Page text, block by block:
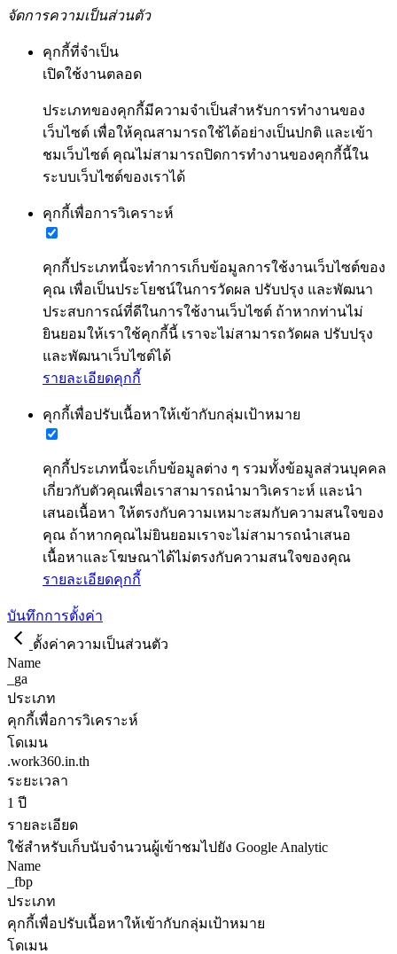
จัดการความเป็นส่วนตัว
คุกกี้ที่จำเป็น
เปิดใช้งานตลอด
ประเภทของคุกกี้มีความจำเป็นสำหรับการทำงานของ
เว็บไซต์ เพื่อให้คุณสามารถใช้ได้อย่างเป็นปกติ และเข้า
ชมเว็บไซต์ คุณไม่สามารถปิดการทำงานของคุกกี้นี้ใน
ระบบเว็บไซต์ของเราได้
คุกกี้เพื่อการวิเคราะห์
คุกกี้ประเภทนี้จะทำการเก็บข้อมูลการใช้งานเว็บไซต์ของ
คุณ เพื่อเป็นประโยชน์ในการวัดผล ปรับปรุง และพัฒนา
ประสบการณ์ที่ดีในการใช้งานเว็บไซต์ ถ้าหากท่านไม่
ยินยอมให้เราใช้คุกกี้นี้ เราจะไม่สามารถวัดผล ปรับปรุง
และพัฒนาเว็บไซต์ได้
รายละเอียดคุกกี้
คุกกี้เพื่อปรับเนื้อหาให้เข้ากับกลุ่มเป้าหมาย
คุกกี้ประเภทนี้จะเก็บข้อมูลต่าง ๆ รวมทั้งข้อมูลส่วนบุคคล
เกี่ยวกับตัวคุณเพื่อเราสามารถนำมาวิเคราะห์ และนำ
เสนอเนื้อหา ให้ตรงกับความเหมาะสมกับความสนใจของ
คุณ ถ้าหากคุณไม่ยินยอมเราจะไม่สามารถนำเสนอ
เนื้อหาและโฆษณาได้ไม่ตรงกับความสนใจของคุณ
รายละเอียดคุกกี้
บันทึกการตั้งค่า
ตั้งค่าความเป็นส่วนตัว
Name
_ga
ประเภท
คุกกี้เพื่อการวิเคราะห์
โดเมน
.work360.in.th
ระยะเวลา
1 ปี
รายละเอียด
ใช้สำหรับเก็บนับจำนวนผู้เข้าชมไปยัง Google Analytic
Name
_fbp
ประเภท
คุกกี้เพื่อปรับเนื้อหาให้เข้ากับกลุ่มเป้าหมาย
โดเมน